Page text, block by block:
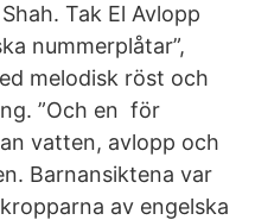
Tak El Avlopp
nummerplåtar”,
melodisk röst och
”Och en för
vatten, avlopp och
Barnansiktena var
av engelska